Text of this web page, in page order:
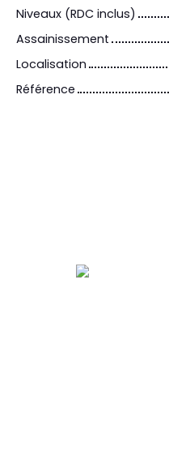
Niveaux (RDC inclus)
Assainissement
Localisation
Référence